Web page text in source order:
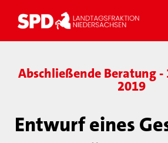
Abschließende Beratung -
2019
Entwurf eines